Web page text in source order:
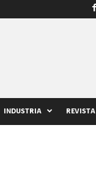
INDUSTRIA REVISTA